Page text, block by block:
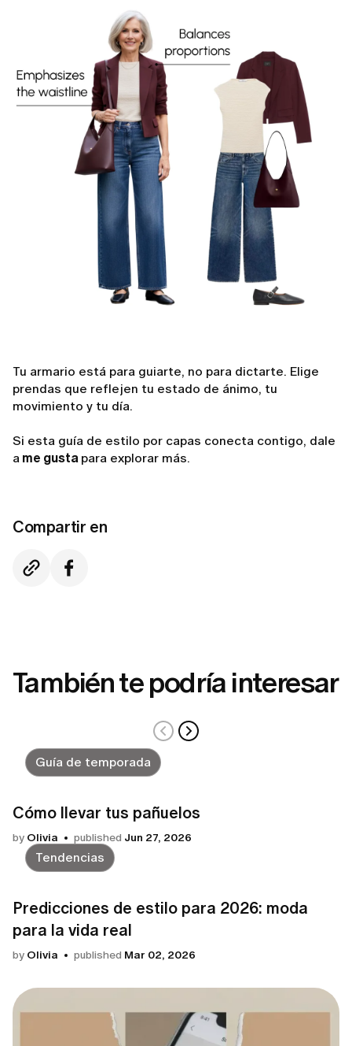
Tu armario está para guiarte, no para dictarte. Elige
prendas que reflejen tu estado de ánimo, tu
movimiento y tu día.
Si esta guía de estilo por capas conecta contigo, dale
a me gusta para explorar más.
Compartir en
También te podría interesar
Guía de temporada
Cómo llevar tus pañuelos
by Olivia published Jun 27, 2026
Tendencias
Predicciones de estilo para 2026: moda
para la vida real
by Olivia published Mar 02, 2026